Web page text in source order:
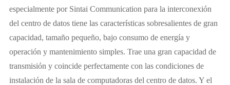
especialmente por Sintai Communication para la interconexión
del centro de datos tiene las características sobresalientes de gran
capacidad, tamaño pequeño, bajo consumo de energía y
operación y mantenimiento simples. Trae una gran capacidad de
transmisión y coincide perfectamente con las condiciones de
instalación de la sala de computadoras del centro de datos. Y el